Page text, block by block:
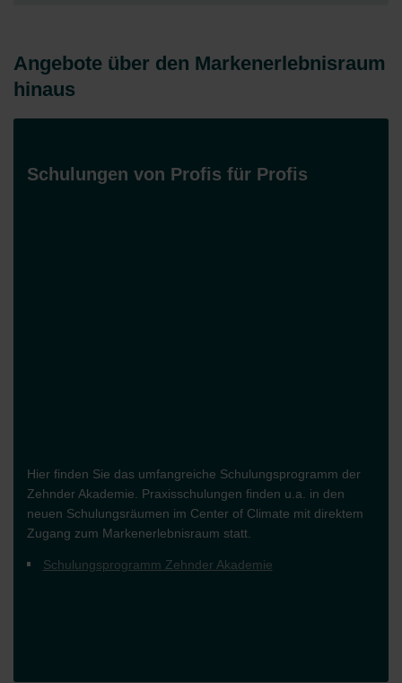
Angebote über den Markenerlebnisraum
hinaus
Schulungen von Profis für Profis
Hier finden Sie das umfangreiche Schulungsprogramm der
Zehnder Akademie. Praxisschulungen finden u.a. in den
neuen Schulungsräumen im Center of Climate mit direktem
Zugang zum Markenerlebnisraum statt.
Schulungsprogramm Zehnder Akademie